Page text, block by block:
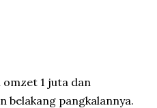
omzet 1 juta dan
belakang pangkalannya.